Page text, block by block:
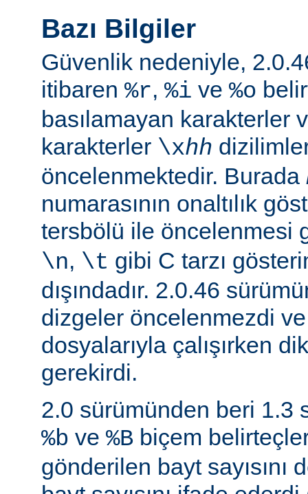
Bazı Bilgiler
Güvenlik nedeniyle,
itibaren %r, %i ve %o
basılamayan karakterler
karakterler \xhh
öncelenmektedir. Burada
numarasının onaltılık
tersbölü ile öncelenmesi
\n, \t gibi C tarzı
dışındadır. 2.0.46
dizgeler öncelenmezdi
dosyalarıyla çalışırken
gerekirdi.
2.0 sürümünden beri 1.3
%b ve %B biçem
gönderilen bayt sayısını